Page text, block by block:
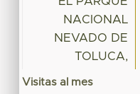
NACIONAL
NEVADO DE
TOLUCA,
Visitas al mes